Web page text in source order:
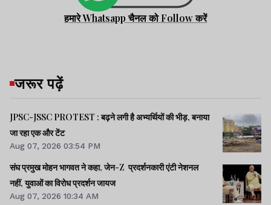
हमारे Whatsapp चैनल को Follow करें
जरूर पढ़ें
JPSC-JSSC PROTEST : बढ़ने लगी है अभ्यर्थियों की भीड़, बनाया
जा रहा एक और टेंट
Aug 07, 2026 03:54 PM
संघ प्रमुख मोहन भागवत ने कहा, जेन-Z प्रदर्शनकारी एंटी नेशनल
नहीं, युवाओं का विरोध प्रदर्शन जायज
Aug 07, 2026 10:34 AM